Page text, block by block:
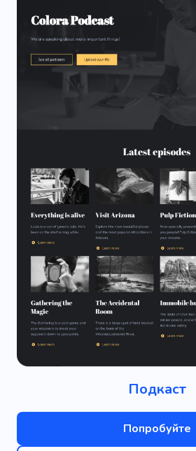
Подкаст
Попробуйте